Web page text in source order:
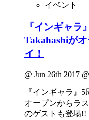
イベント
『インギャ
Takahashiが
イ！
@ Jun 26th 2017
『インギャラ』
オープンからラ
のゲストも登場!!